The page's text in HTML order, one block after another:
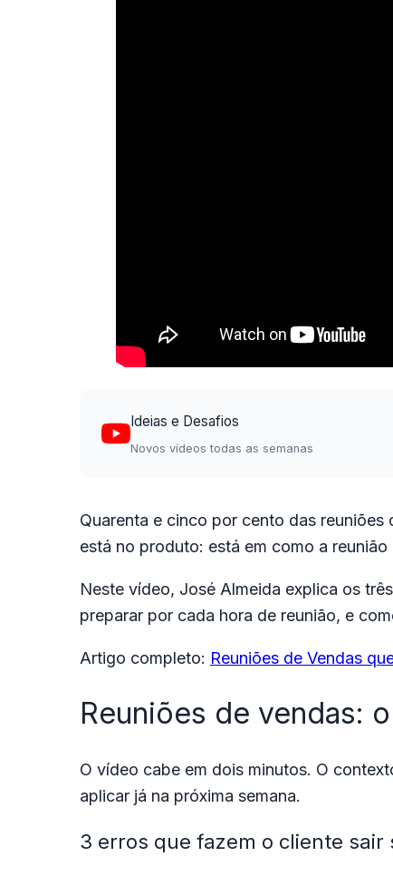
Ideias e Desafios
Novos vídeos todas as semanas
Quarenta e cinco por cento das
está no produto: está em como a
Neste vídeo, José Almeida explica os
preparar por cada hora de reunião, e
Artigo completo: Reuniões de Vendas
Reuniões de vendas:
O vídeo cabe em dois minutos. O
aplicar já na próxima semana.
3 erros que fazem o cliente sair